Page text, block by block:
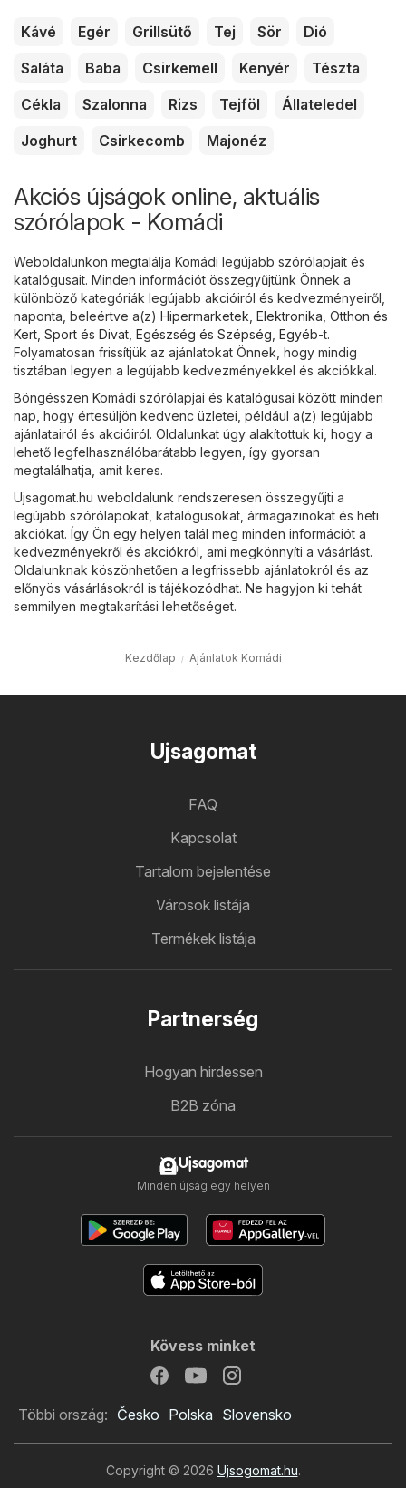
Kávé Egér Grillsütő Tej Sör
Dió
Saláta
Baba Csirkemell Kenyér
Tészta
Cékla
Szalonna Rizs Tejföl
Állateledel
Joghurt
Csirkecomb Majonéz
Akciós újságok online, aktuális
szórólapok - Komádi
Weboldalunkon megtalálja Komádi legújabb szórólapjait és
katalógusait. Minden információt összegyűjtünk Önnek a
különböző kategóriák legújabb akcióiról és kedvezményeiről,
naponta, beleértve a(z) Hipermarketek Elektronika Otthon és
Kert Sport és Divat Egészség és Szépség Egyéb-t.
Folyamatosan frissítjük az ajánlatokat Önnek, hogy mindig
tisztában legyen a legújabb kedvezményekkel és akciókkal.
Böngésszen Komádi szórólapjai és katalógusai között minden
nap, hogy értesüljön kedvenc üzletei, például a(z) legújabb
ajánlatairól és akcióiról. Oldalunkat úgy alakítottuk ki, hogy a
lehető legfelhasználóbarátabb legyen, így gyorsan
megtalálhatja, amit keres.
Ujsagomat.hu weboldalunk rendszeresen összegyűjti a
legújabb szórólapokat, katalógusokat, ármagazinokat és heti
akciókat. Így Ön egy helyen talál meg minden információt a
kedvezményekről és akciókról, ami megkönnyíti a vásárlást.
Oldalunknak köszönhetően a legfrissebb ajánlatokról és az
előnyös vásárlásokról is tájékozódhat. Ne hagyjon ki tehát
semmilyen megtakarítási lehetőséget.
Kezdőlap Ajánlatok Komádi
Ujsagomat
FAQ
Kapcsolat
Tartalom bejelentése
Városok listája
Termékek listája
Partnerség
Hogyan hirdessen
B2B zóna
Ujsagomat
Minden újság egy helyen
Kövess minket
Többi ország: Česko Polska Slovensko
Copyright © 2026 Ujsogomat.hu.